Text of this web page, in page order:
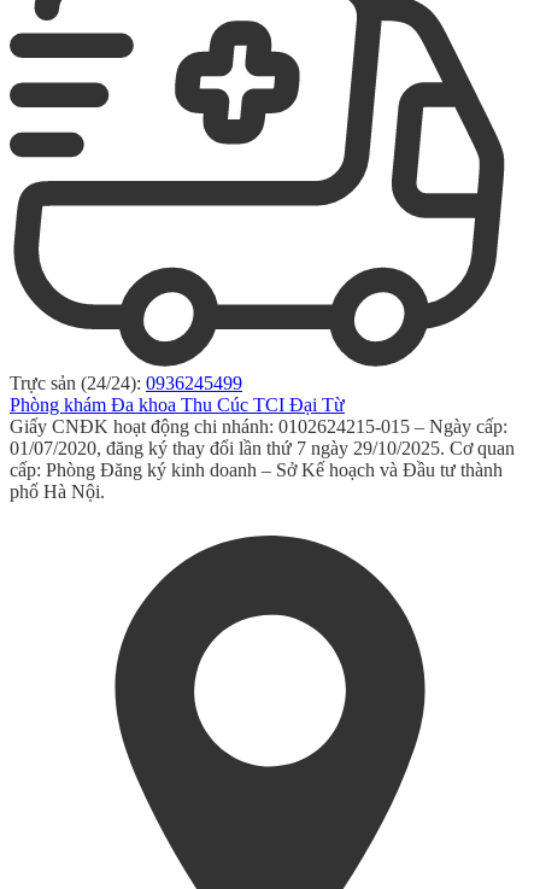
Trực sản (24/24): 0936245499
Phòng khám Đa khoa Thu Cúc TCI Đại Từ
Giấy CNĐK hoạt động chi nhánh: 0102624215-015 – Ngày cấp:
01/07/2020, đăng ký thay đổi lần thứ 7 ngày 29/10/2025. Cơ quan
cấp: Phòng Đăng ký kinh doanh – Sở Kế hoạch và Đầu tư thành
phố Hà Nội.